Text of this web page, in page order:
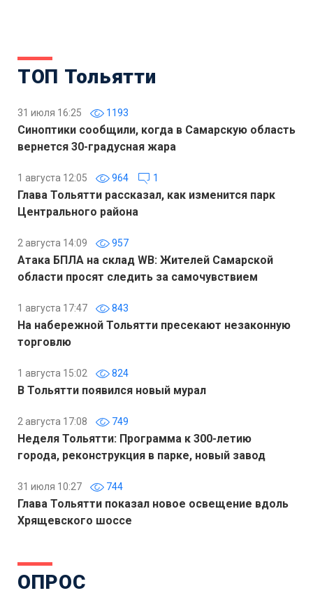
ТОП Тольятти
31 июля 16:25 1193
Синоптики сообщили, когда в Самарскую область
вернется 30-градусная жара
1 августа 12:05 964 1
Глава Тольятти рассказал, как изменится парк
Центрального района
2 августа 14:09 957
Атака БПЛА на склад WB: Жителей Самарской
области просят следить за самочувствием
1 августа 17:47 843
На набережной Тольятти пресекают незаконную
торговлю
1 августа 15:02 824
В Тольятти появился новый мурал
2 августа 17:08 749
Неделя Тольятти: Программа к 300-летию
города, реконструкция в парке, новый завод
31 июля 10:27 744
Глава Тольятти показал новое освещение вдоль
Хрящевского шоссе
ОПРОС